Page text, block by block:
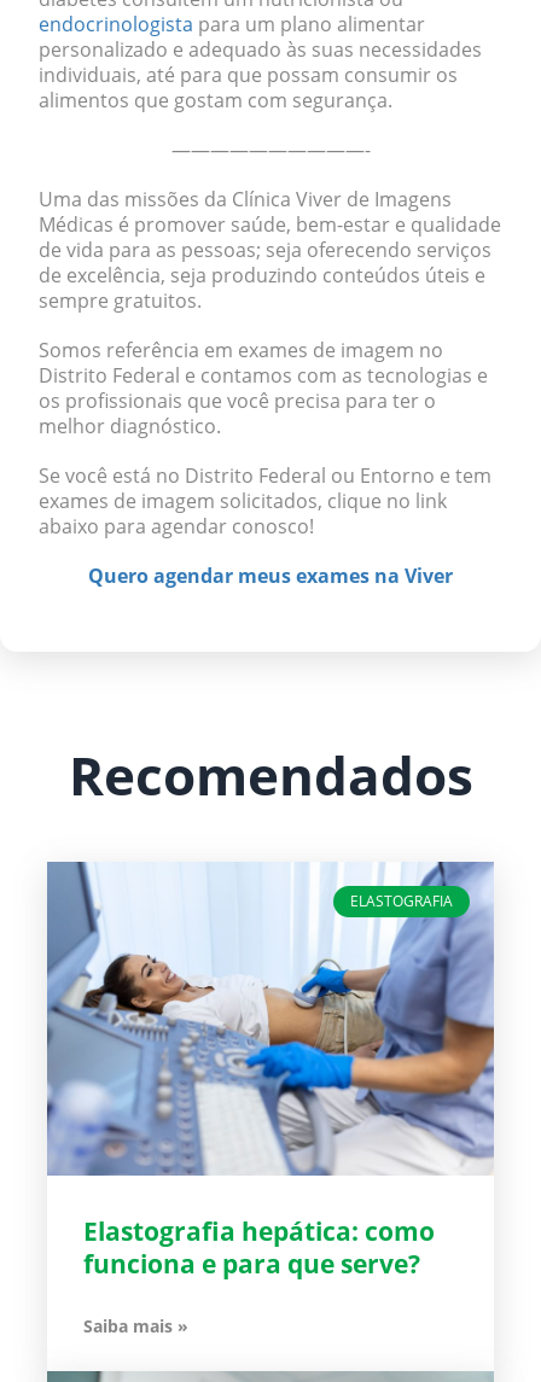
endocrinologista para um plano alimentar
personalizado e adequado às suas necessidades
individuais, até para que possam consumir os
alimentos que gostam com segurança.
——————————-
Uma das missões da Clínica Viver de Imagens
Médicas é promover saúde, bem-estar e qualidade
de vida para as pessoas; seja oferecendo serviços
de excelência, seja produzindo conteúdos úteis e
sempre gratuitos.
Somos referência em exames de imagem no
Distrito Federal e contamos com as tecnologias e
os profissionais que você precisa para ter o
melhor diagnóstico.
Se você está no Distrito Federal ou Entorno e tem
exames de imagem solicitados, clique no link
abaixo para agendar conosco!
Quero agendar meus exames na Viver
Recomendados
ELASTOGRAFIA
Elastografia hepática: como
funciona e para que serve?
Saiba mais »